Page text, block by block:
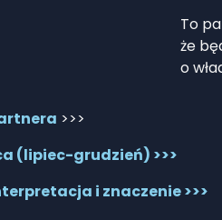
To
że
o
>>>
(lipiec-grudzień) >>>
i znaczenie >>>